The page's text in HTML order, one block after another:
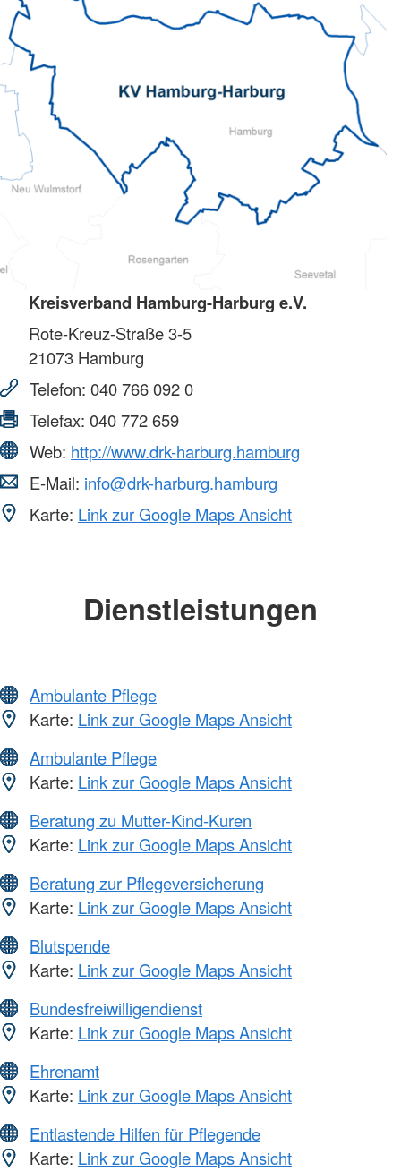
Kreisverband Hamburg-Harburg e.V.
Rote-Kreuz-Straße 3-5
21073 Hamburg
Telefon: 040 766 092 0
Telefax: 040 772 659
Web: http://www.drk-harburg.hamburg
E-Mail: info@drk-harburg.hamburg
Karte: Link zur Google Maps Ansicht
Dienstleistungen
Ambulante Pflege
Karte: Link zur Google Maps Ansicht
Ambulante Pflege
Karte: Link zur Google Maps Ansicht
Beratung zu Mutter-Kind-Kuren
Karte: Link zur Google Maps Ansicht
Beratung zur Pflegeversicherung
Karte: Link zur Google Maps Ansicht
Blutspende
Karte: Link zur Google Maps Ansicht
Bundesfreiwilligendienst
Karte: Link zur Google Maps Ansicht
Ehrenamt
Karte: Link zur Google Maps Ansicht
Entlastende Hilfen für Pflegende
Karte: Link zur Google Maps Ansicht